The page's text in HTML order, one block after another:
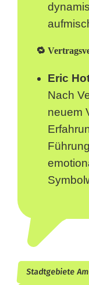
🔁
Eric
Nach
neuem
Stadtgebiete